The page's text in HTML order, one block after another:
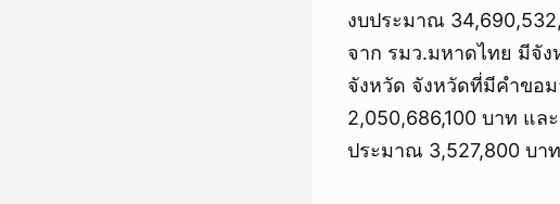
งบประมาณ
จาก รมว.มหาดไทย มีจั
จังหวัด จังหวัดที่มีคำขอ
2,050,686,100 บาท แล
ประมาณ 3,527,800 บา